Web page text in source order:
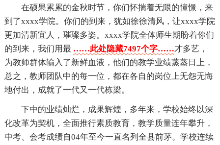
在硕果累累的金秋时节，你们怀揣着无限的憧憬，来
到了xxxx学院。你们的到来，犹如徐徐清风，让xxxx学院
更加清新宜人，璀璨多姿。xxxx学院全体师生期盼着你们
的到来，我们用最 ……此处隐藏7497个字……才多艺，
为教师群体输入了新鲜血液，他们的教学业绩蒸蒸日上，
总之，教师团队中的每一位，都在各自的岗位上无怨无悔
地付出，成就了一代又一代栋梁。
下中的业绩灿烂，成果辉煌，多年来，学校始终以深
化改革为契机，全面推行素质教育，教学质量连年攀升，
中考、会考成绩自04年至今一直名列全县前茅。学校连续